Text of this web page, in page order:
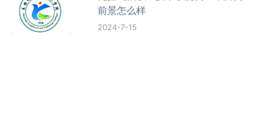
前景怎么样
2024-7-15